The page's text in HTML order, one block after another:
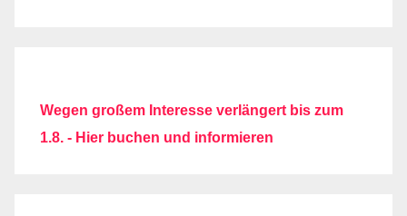
Wegen großem Interesse verlängert bis zum
1.8. - Hier buchen und informieren